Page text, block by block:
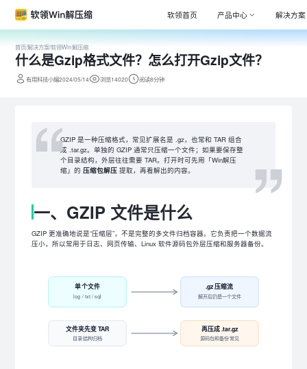
软领首页 产品中心
打印机驱
全面诊断
解决方案
首页/解决方案/软领Win解压缩
什么是Gzip格式文件？怎么打开Gzip文件？
有用科技小编2024/05/14 浏览14020 阅读8分钟
GZIP 是一种压缩格式，常见扩展名是 .gz，也常和 TAR 组合
成 .tar.gz。单独的 GZIP 通常只压缩一个文件；如果要保存整
个目录结构，外层往往需要 TAR。打开时可先用「Win解压
缩」的压缩包解压 提取，再看解出的内容。
一、GZIP 文件是什么
GZIP 更准确地说是“压缩层”，不是完整的多文件归档容器。它负责把一个数据流
压小，所以常用于日志、网页传输、Linux 软件源码包外层压缩和服务器备份。
单个文件
log / txt / sql
.gz 压缩流
解开后仍是一个文件
文件夹先变 TAR
目录结构归档
再压成 .tar.gz
源码包和备份常见